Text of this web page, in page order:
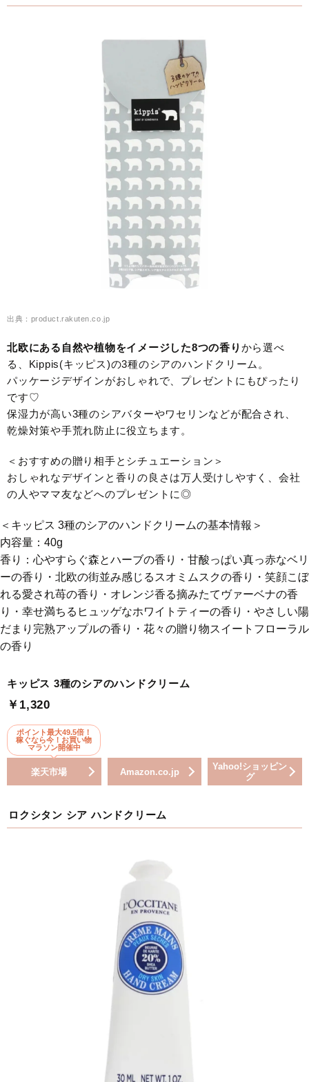
出典：product.rakuten.co.jp
北欧にある自然や植物をイメージした8つの香り から選べ
る、Kippis(キッピス)の3種のシアのハンドクリーム。
パッケージデザインがおしゃれで、プレゼントにもぴったり
です♡
保湿力が高い3種のシアバターやワセリンなどが配合され、
乾燥対策や手荒れ防止に役立ちます。
＜おすすめの贈り相手とシチュエーション＞
おしゃれなデザインと香りの良さは万人受けしやすく、会社
の人やママ友などへのプレゼントに◎
＜キッピス 3種のシアのハンドクリームの基本情報＞
内容量：40g
香り：心やすらぐ森とハーブの香り・甘酸っぱい真っ赤なベリ
ーの香り・北欧の街並み感じるスオミムスクの香り・笑顔こぼ
れる愛され苺の香り・オレンジ香る摘みたてヴァーベナの香
り・幸せ満ちるヒュッゲなホワイトティーの香り・やさしい陽
だまり完熟アップルの香り・花々の贈り物スイートフローラル
の香り
キッピス 3種のシアのハンドクリーム
￥1,320
ポイント最大49.5倍！
稼ぐなら今！お買い物
マラソン開催中
楽天市場 Amazon.co.jp
Yahoo!ショッピン
グ
ロクシタン シア ハンドクリーム